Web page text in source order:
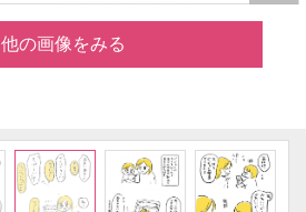
他の画像をみる